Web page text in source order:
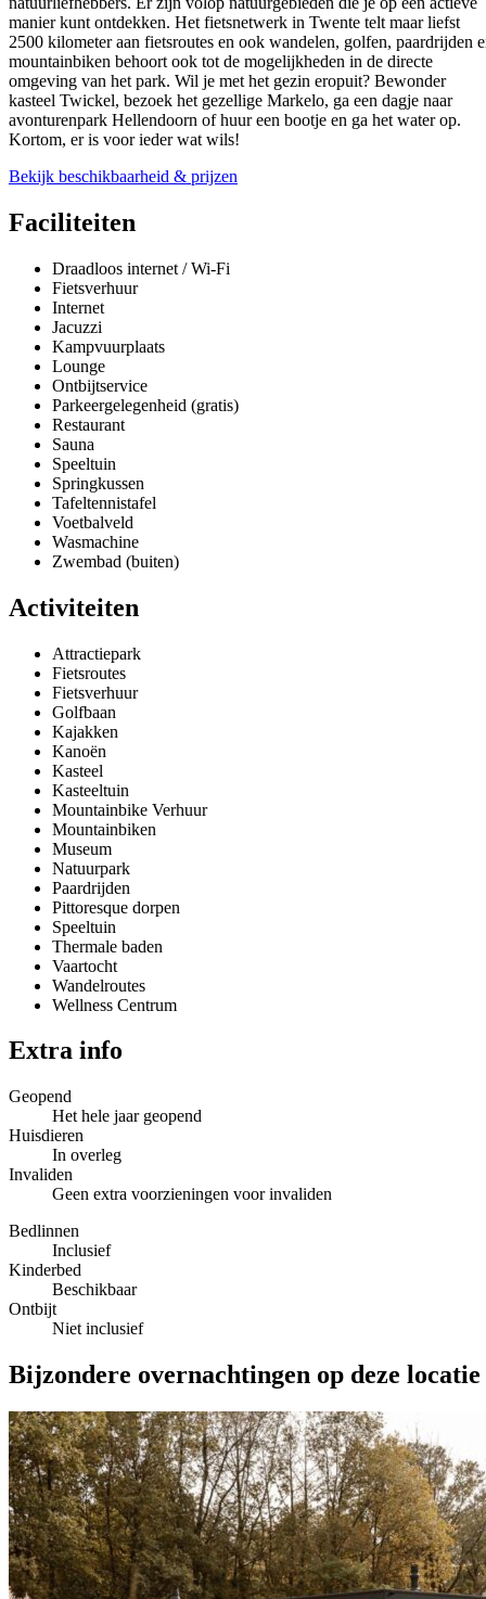
manier kunt ontdekken. Het fietsnetwerk in Twente telt maar liefst
2500 kilometer aan fietsroutes en ook wandelen, golfen, paardrijden
mountainbiken behoort ook tot de mogelijkheden in de directe
omgeving van het park. Wil je met het gezin eropuit? Bewonder
kasteel Twickel, bezoek het gezellige Markelo, ga een dagje naar
avonturenpark Hellendoorn of huur een bootje en ga het water op.
Kortom, er is voor ieder wat wils!
Bekijk beschikbaarheid & prijzen
Faciliteiten
Draadloos internet / Wi-Fi
Fietsverhuur
Internet
Jacuzzi
Kampvuurplaats
Lounge
Ontbijtservice
Parkeergelegenheid (gratis)
Restaurant
Sauna
Speeltuin
Springkussen
Tafeltennistafel
Voetbalveld
Wasmachine
Zwembad (buiten)
Activiteiten
Attractiepark
Fietsroutes
Fietsverhuur
Golfbaan
Kajakken
Kanoën
Kasteel
Kasteeltuin
Mountainbike Verhuur
Mountainbiken
Museum
Natuurpark
Paardrijden
Pittoresque dorpen
Speeltuin
Thermale baden
Vaartocht
Wandelroutes
Wellness Centrum
Extra info
Geopend
Het hele jaar geopend
Huisdieren
In overleg
Invaliden
Geen extra voorzieningen voor invaliden
Bedlinnen
Inclusief
Kinderbed
Beschikbaar
Ontbijt
Niet inclusief
Bijzondere overnachtingen op deze locatie